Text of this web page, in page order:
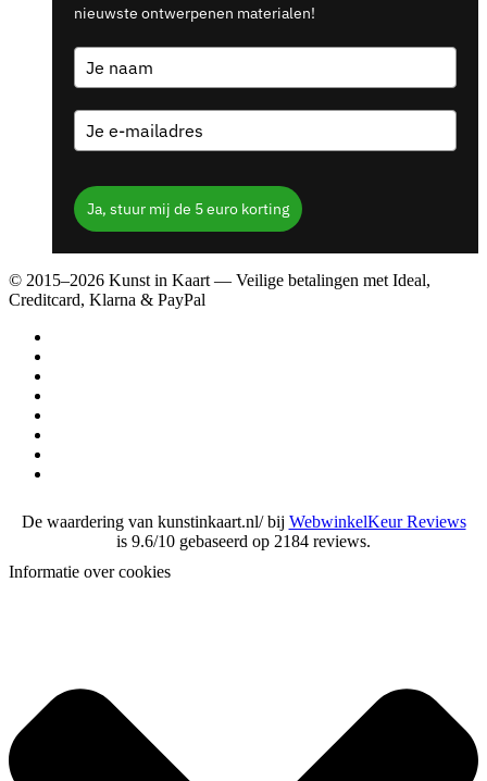
nieuwste ontwerpenen materialen!
Ja, stuur mij de 5 euro korting
© 2015–2026 Kunst in Kaart — Veilige betalingen met Ideal,
Creditcard, Klarna & PayPal
De waardering van kunstinkaart.nl/ bij WebwinkelKeur Reviews
is 9.6/10 gebaseerd op 2184 reviews.
Informatie over cookies